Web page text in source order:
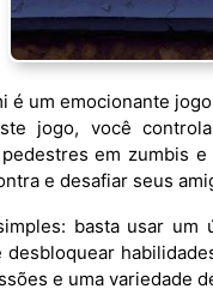
é um emocionante
jogo, você
em zumbis
e desafiar seus
basta usar um
e uma variedade